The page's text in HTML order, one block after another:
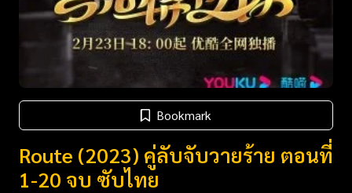
Bookmark
Route (2023) คู่ลับจับวายร้าย ตอนที่
1-20 จบ ซับไทย